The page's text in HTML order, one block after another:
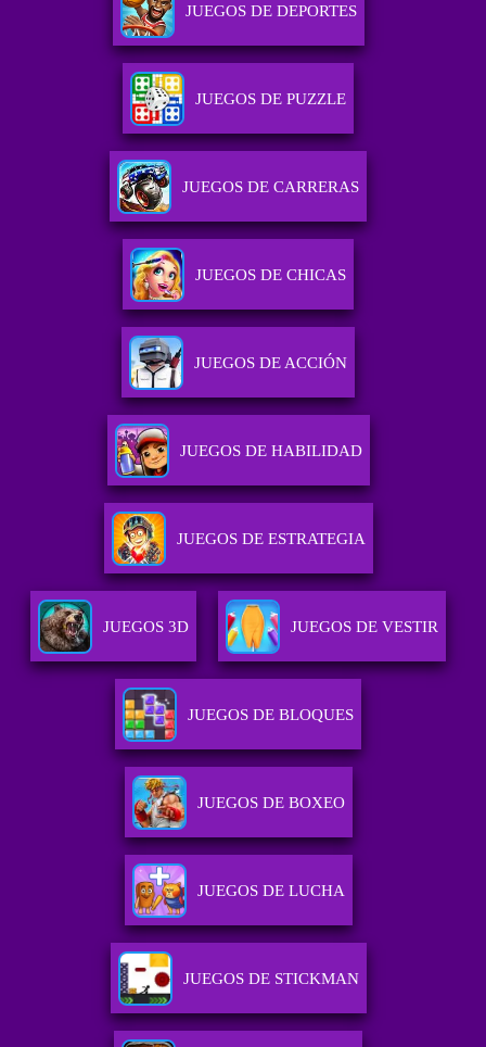
JUEGOS DE DEPORTES
JUEGOS DE PUZZLE
JUEGOS DE CARRERAS
JUEGOS DE CHICAS
JUEGOS DE ACCIÓN
JUEGOS DE HABILIDAD
JUEGOS DE ESTRATEGIA
JUEGOS 3D JUEGOS DE VESTIR
JUEGOS DE BLOQUES
JUEGOS DE BOXEO
JUEGOS DE LUCHA
JUEGOS DE STICKMAN